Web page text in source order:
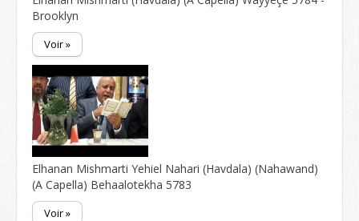
Brooklyn
Voir »
Elhanan Mishmarti Yehiel Nahari (Havdala) (Nahawand)
(A Capella) Behaalotekha 5783
Voir »